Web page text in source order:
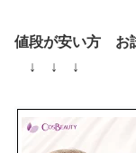
値段が安い方 お
↓ ↓ ↓